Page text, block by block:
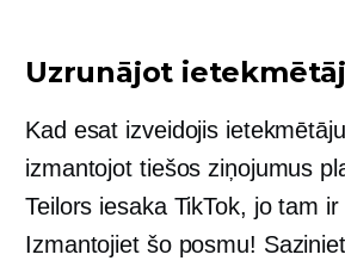
Uzrunājot
Kad esat izveidojis
izmantojot tiešos ziņojumus
Teilors iesaka TikTok, jo tam
Izmantojiet šo posmu!